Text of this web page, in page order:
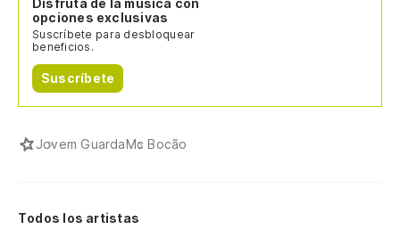
opciones exclusivas
Suscríbete para desbloquear
beneficios.
Suscríbete
Jovem GuardaMc Bocão
Todos los artistas